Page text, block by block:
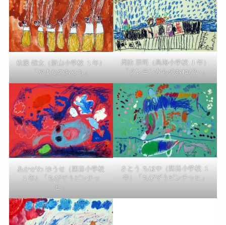
佐藤 煌太（新山小学校 １年）
「やまたのおろち」
周防 宗司（鳥海小学校 １年）
「クレヨンからのおねがい」
あかがわ ゆうせ（西目小学校
１年）「ちびぞうビンチッ
ヒ」
さとう ちはや（西目小学校 １
年）「ちびぞうビンチッヒ」